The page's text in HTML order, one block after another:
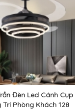
Đèn Led Cánh Cụp
Trí Phòng Khách 128